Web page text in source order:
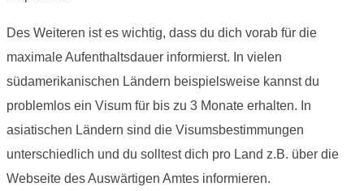
Des Weiteren ist es wichtig, dass du dich vorab für die
maximale Aufenthaltsdauer informierst. In vielen
südamerikanischen Ländern beispielsweise kannst du
problemlos ein Visum für bis zu 3 Monate erhalten. In
asiatischen Ländern sind die Visumsbestimmungen
unterschiedlich und du solltest dich pro Land z.B. über die
Webseite des Auswärtigen Amtes informieren.